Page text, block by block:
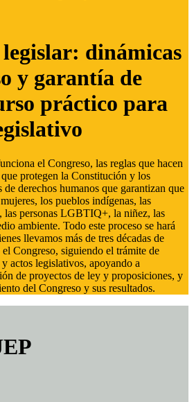
dinámicas
y garantía de
práctico para
el Congreso, las reglas que hacen
protegen la Constitución y los
de derechos humanos que garantizan que
los pueblos indígenas, las
las personas LGBTIQ+, la niñez, las
ambiente. Todo este proceso se hará
llevamos más de tres décadas de
Congreso, siguiendo el trámite de
actos legislativos, apoyando a
de proyectos de ley y proposiciones, y
del Congreso y sus resultados.